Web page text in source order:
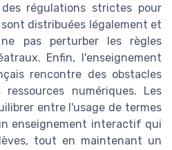
régulations strictes pour
distribuées légalement et
pas perturber les règles
Enfin, l'enseignement
rencontre des obstacles
numériques. Les
entre l'usage de termes
enseignement interactif qui
tout en maintenant un